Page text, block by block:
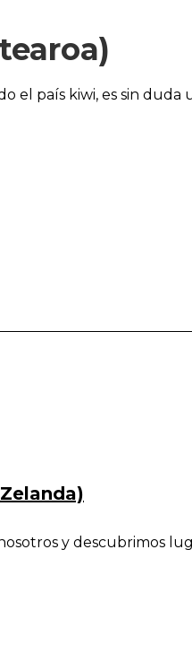
el país kiwi, es sin
y descubrimos